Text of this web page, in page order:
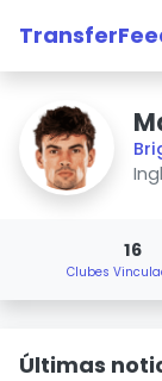
16
Clubes
Últimas